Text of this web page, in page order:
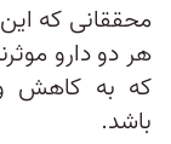
محققانی که این
هر دو دارو
که به کاهش
باشد.